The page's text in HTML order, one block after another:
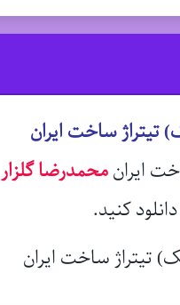
تیتراژ ساخت ایران
ایرانمحمدرضا گلزار
کنید.